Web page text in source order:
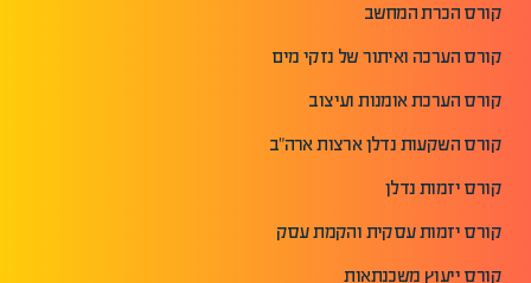
קורס הכרת המחשב
קורס הערכה ואיתור של נזקי מים
קורס הערכת אומנות ועיצוב
קורס השקעות נדלן ארצות ארה"ב
קורס יזמות נדלן
קורס יזמות עסקית והקמת עסק
קורס ייעוץ משכנתאות